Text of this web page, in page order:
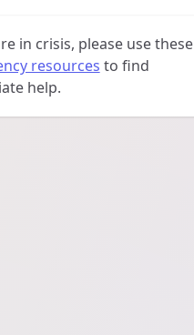
in crisis, please use these
resources to find
help.